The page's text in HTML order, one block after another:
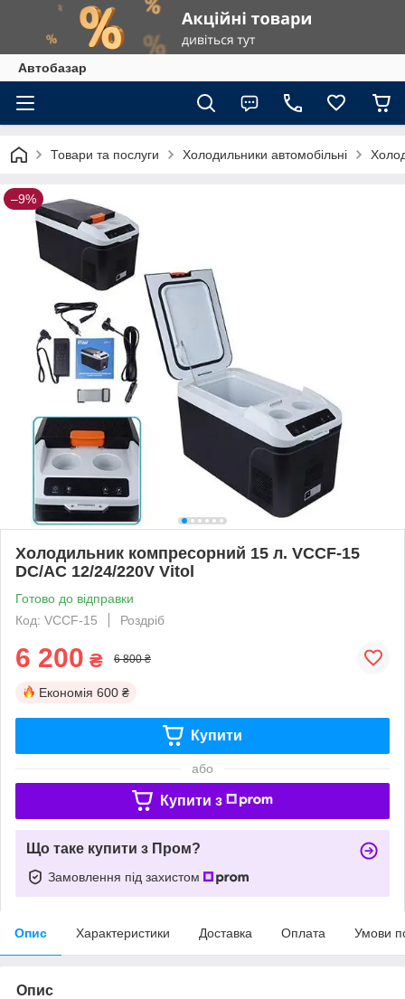
Автобазар
Товари та послуги Холодильники автомобільні
–9%
Холодильник компресорний 15 л. VCCF-15
DC/AC 12/24/220V Vitol
Готово до відправки
Код: VCCF-15
Роздріб
6 200 ₴ 6 800 ₴
Економія 600 ₴
Купити
або
Купити з
Що таке купити з Пром?
Замовлення під захистом
Опис Характеристики Доставка Оплата Умови
Опис